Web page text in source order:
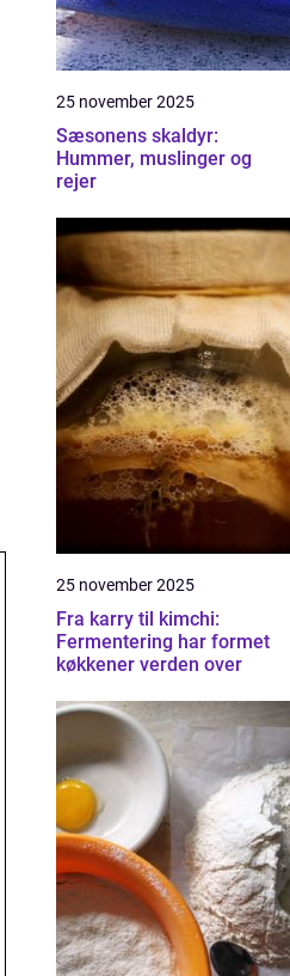
25 november 2025
Sæsonens skaldyr:
Hummer, muslinger og
rejer
25 november 2025
Fra karry til kimchi:
Fermentering har formet
køkkener verden over